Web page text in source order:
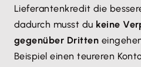
Lieferantenkredit die
dadurch musst du keine
gegenüber Dritten
Beispiel einen teureren